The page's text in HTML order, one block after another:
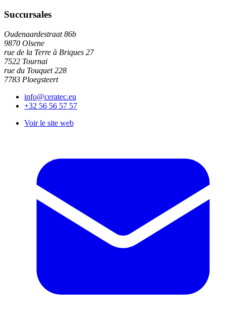
Succursales
Oudenaardestraat 86b
9870 Olsene
rue de la Terre à Briques 27
7522 Tournai
rue du Touquet 228
7783 Ploegsteert
info@ceratec.eu
+32 56 56 57 57
Voir le site web